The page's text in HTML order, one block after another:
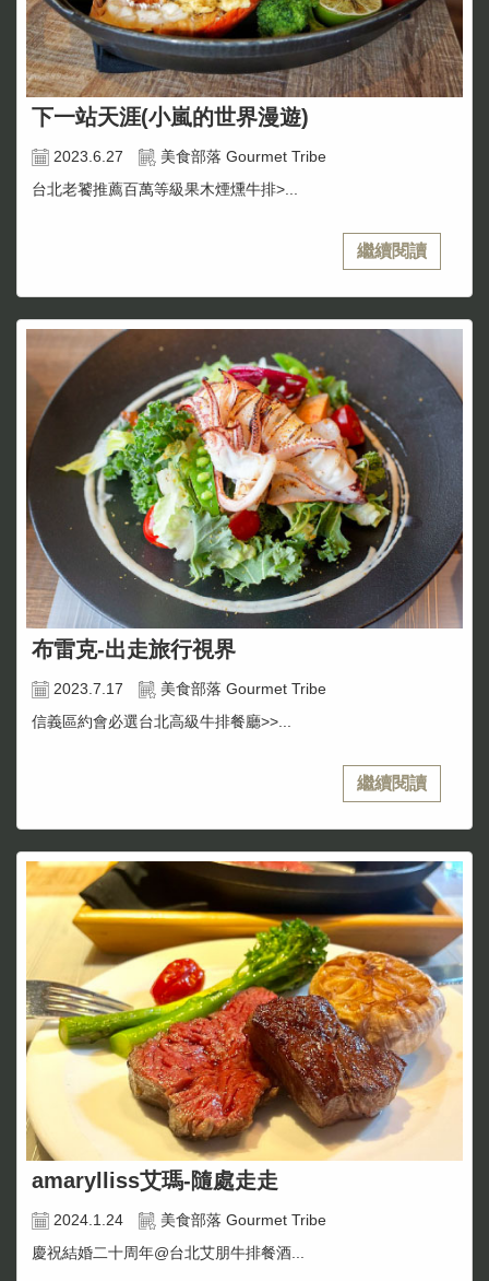
下一站天涯(小嵐的世界漫遊)
2023.6.27
美食部落 Gourmet Tribe
台北老饕推薦百萬等級果木煙燻牛排>...
繼續閱讀
布雷克-出走旅行視界
2023.7.17
美食部落 Gourmet Tribe
信義區約會必選台北高級牛排餐廳>>...
繼續閱讀
amarylliss艾瑪-隨處走走
2024.1.24
美食部落 Gourmet Tribe
慶祝結婚二十周年@台北艾朋牛排餐酒...